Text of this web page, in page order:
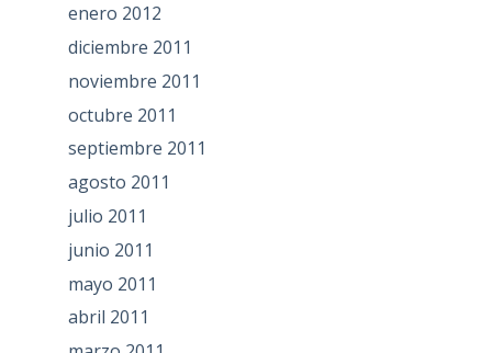
enero 2012
diciembre 2011
noviembre 2011
octubre 2011
septiembre 2011
agosto 2011
julio 2011
junio 2011
mayo 2011
abril 2011